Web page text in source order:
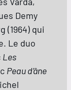
Demy
(1964) qui
Le duo
Les
Peau d’âne